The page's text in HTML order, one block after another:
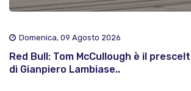
Domenica, 09 Agosto 2026
Red Bull: Tom McCullough è il
di Gianpiero Lambiase..